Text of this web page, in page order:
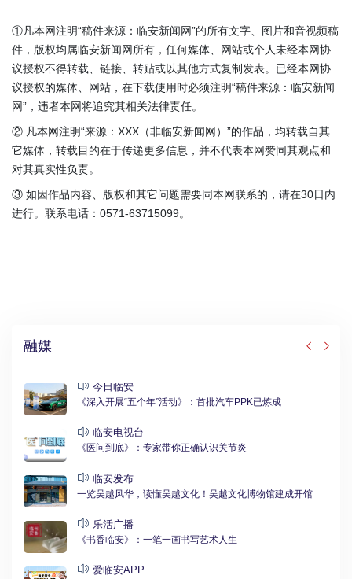
①凡本网注明“稿件来源：临安新闻网”的所有文字、图片和音视频稿
件，版权均属临安新闻网所有，任何媒体、网站或个人未经本网协
议授权不得转载、链接、转贴或以其他方式复制发表。已经本网协
议授权的媒体、网站，在下载使用时必须注明“稿件来源：临安新闻
网”，违者本网将追究其相关法律责任。
② 凡本网注明“来源：XXX（非临安新闻网）”的作品，均转载自其
它媒体，转载目的在于传递更多信息，并不代表本网赞同其观点和
对其真实性负责。
③ 如因作品内容、版权和其它问题需要同本网联系的，请在30日内
进行。联系电话：0571-63715099。
融媒
今日临安
《深入开展“五个年”活动》：首批汽车PPK已炼成
临安电视台
《医问到底》：专家带你正确认识关节炎
临安发布
一览吴越风华，读懂吴越文化！吴越文化博物馆建成开馆
乐活广播
《书香临安》：一笔一画书写艺术人生
爱临安APP